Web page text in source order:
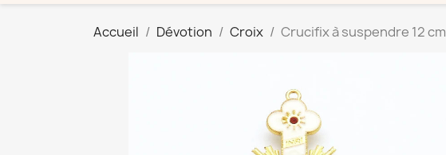
Accueil Dévotion Croix Crucifix à suspendre 12 cm